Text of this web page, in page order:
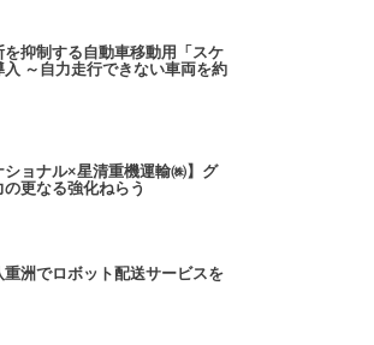
抑制する自動車移動用「スケ
～自力走行できない車両を約
ショナル×星清重機運輸㈱】グ
更なる強化ねらう
洲でロボット配送サービスを